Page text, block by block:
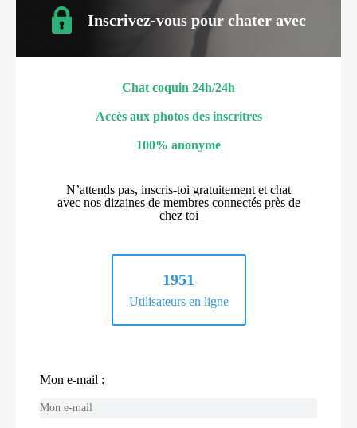
Inscrivez-vous pour chater avec
Chat coquin 24h/24h
Accès aux photos des inscritres
100% anonyme
N’attends pas, inscris-toi gratuitement et chat
avec nos dizaines de membres connectés près de
chez toi
1951
Utilisateurs en ligne
Mon e-mail :